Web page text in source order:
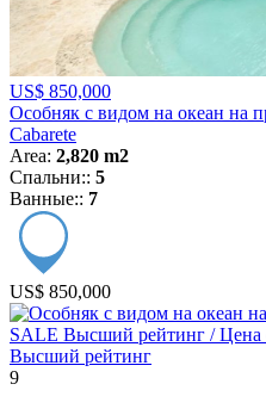
US$ 850,000
Особняк с видом на океан на
Cabarete
Area: 2,820 m2
Спальни:: 5
Ванные:: 7
US$ 850,000
SALE Высший рейтинг / Цена
Высший рейтинг
9